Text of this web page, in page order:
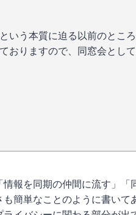
いう本質に迫る以前のとこ
おりますので、同窓会とし
報を同期の仲間に流す」「
簡単なことのように書いて